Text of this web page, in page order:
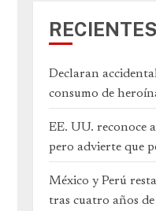
RECIENTES
Declaran
consumo de
EE. UU. reconoce
pero advierte que
México y Perú
tras cuatro años de